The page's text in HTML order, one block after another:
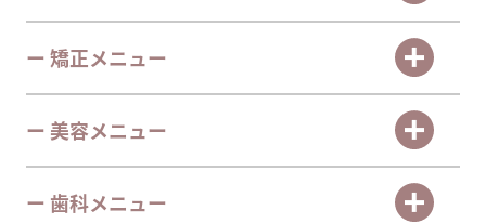
ー 矯正メニュー
ー 美容メニュー
ー 歯科メニュー